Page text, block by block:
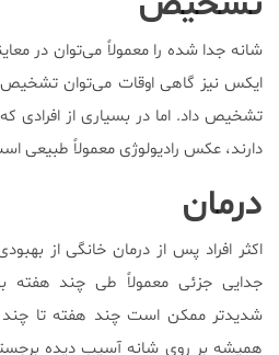
شانه جدا شده را معمولاً می‌توان در
ایکس نیز گاهی اوقات می‌توان تشخیص
تشخیص داد. اما در بسیاری از افرادی
دارند‌، عکس رادیولوژی معمولاً طبیعی
درمان
اکثر افراد پس از درمان خانگی از
جدایی جزئی معمولاً طی چند هفته
شدیدتر ممکن است چند هفته تا
همیشه بر روی شانه آسیب دیده